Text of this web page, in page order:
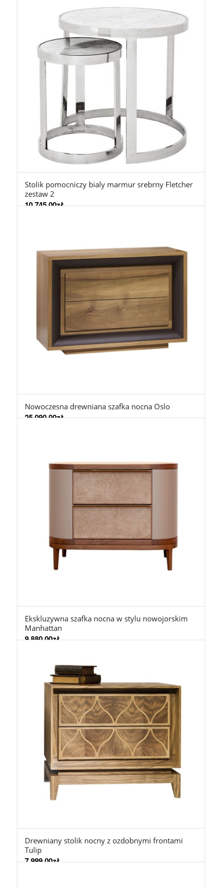
Stolik pomocniczy bialy marmur srebrny Fletcher
zestaw 2
10.745,00zł
Nowoczesna drewniana szafka nocna Oslo
25.090,00zł
Ekskluzywna szafka nocna w stylu nowojorskim
Manhattan
9.880,00zł
Drewniany stolik nocny z ozdobnymi frontami
Tulip
7.999,00zł